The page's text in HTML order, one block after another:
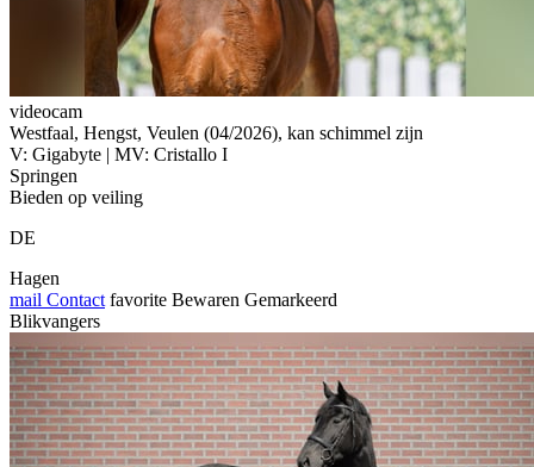
videocam
Westfaal, Hengst, Veulen (04/2026), kan schimmel zijn
V: Gigabyte | MV: Cristallo I
Springen
Bieden op veiling
DE
Hagen
mail Contact favorite Bewaren Gemarkeerd
Blikvangers